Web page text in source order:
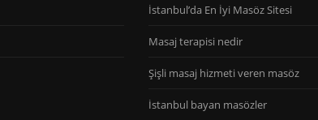
İstanbul’da En İyi Masöz Sitesi
Masaj terapisi nedir
Şişli masaj hizmeti veren masöz
İstanbul bayan masözler